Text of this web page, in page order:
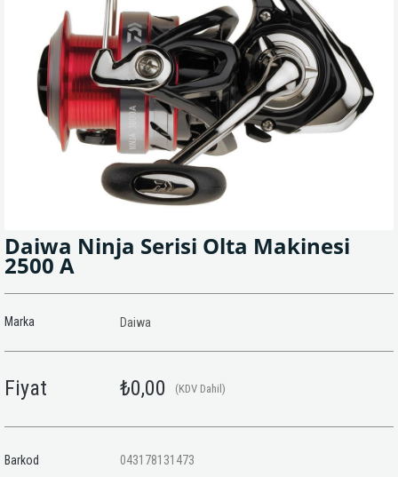
Daiwa Ninja Serisi Olta Makinesi
2500 A
Marka Daiwa
Fiyat ₺0,00 (KDV Dahil)
Barkod 043178131473